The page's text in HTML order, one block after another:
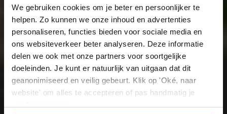
We gebruiken cookies om je beter en persoonlijker te
helpen. Zo kunnen we onze inhoud en advertenties
personaliseren, functies bieden voor sociale media en
ons websiteverkeer beter analyseren. Deze informatie
delen we ook met onze partners voor soortgelijke
doeleinden. Je kunt er natuurlijk van uitgaan dat dit
geanonimiseerd en veilig gebeurt. Klik op 'Oké, naar
website' om alles te accepteren of pas handmatig je